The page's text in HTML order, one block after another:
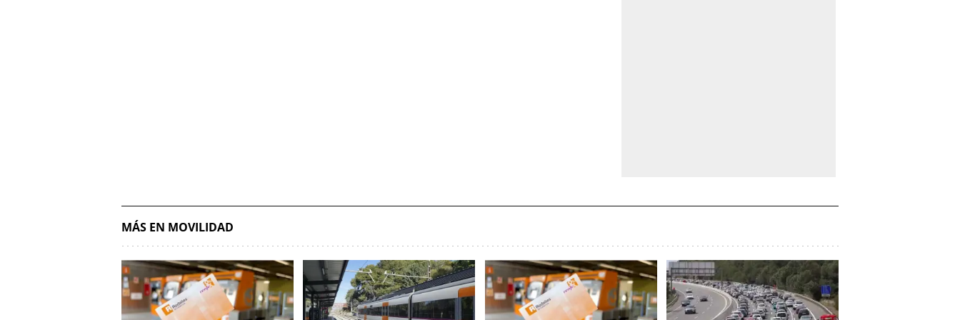
MÁS EN MOVILIDAD